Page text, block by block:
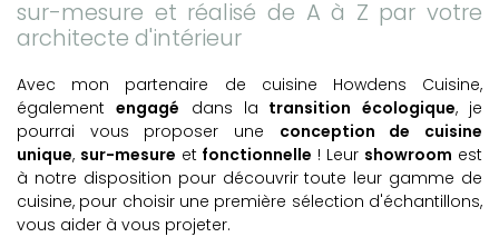
sur-mesure et réalisé de A à Z par votre
architecte d'intérieur
Avec mon partenaire de cuisine Howdens Cuisine,
égalementengagé dans la transition écologique, je
pourrai vous proposer une conception de cuisine
unique, sur-mesure et fonctionnelle ! Leur showroom est
à notre disposition pour découvrir toute leur gamme de
cuisine, pour choisir une première sélection d'échantillons,
vous aider à vous projeter.